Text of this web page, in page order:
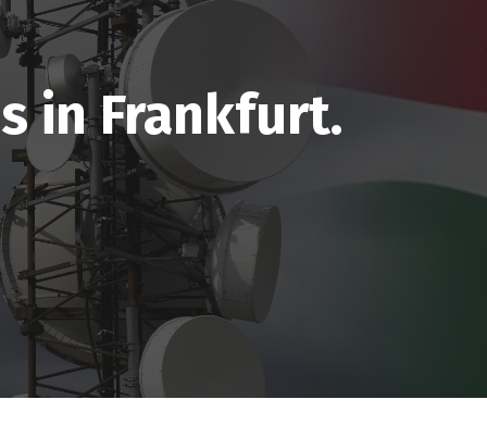
in Frankfurt.